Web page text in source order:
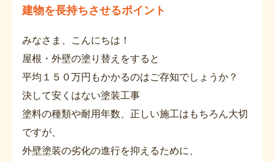
建物を長持ちさせるポイント
みなさま、こんにちは！
屋根・外壁の塗り替えをすると
平均１５０万円もかかるのはご存知でしょうか？
決して安くはない塗装工事
塗料の種類や耐用年数、正しい施工はもちろん大切
ですが、
外壁塗装の劣化の進行を抑えるために、